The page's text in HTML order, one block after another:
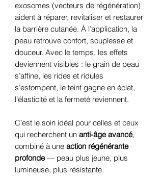
exosomes (vecteurs de régénération)
aident à réparer, revitaliser et restaurer
la barrière cutanée. À l’application, la
peau retrouve confort, souplesse et
douceur. Avec le temps, les effets
deviennent visibles : le grain de peau
s’affine, les rides et ridules
s’estompent, le teint gagne en éclat,
l’élasticité et la fermeté reviennent.
C’est le soin idéal pour celles et ceux
qui recherchent un anti-âge avancé,
combiné à une action régénérante
profonde— peau plus jeune, plus
lumineuse, plus résistante.